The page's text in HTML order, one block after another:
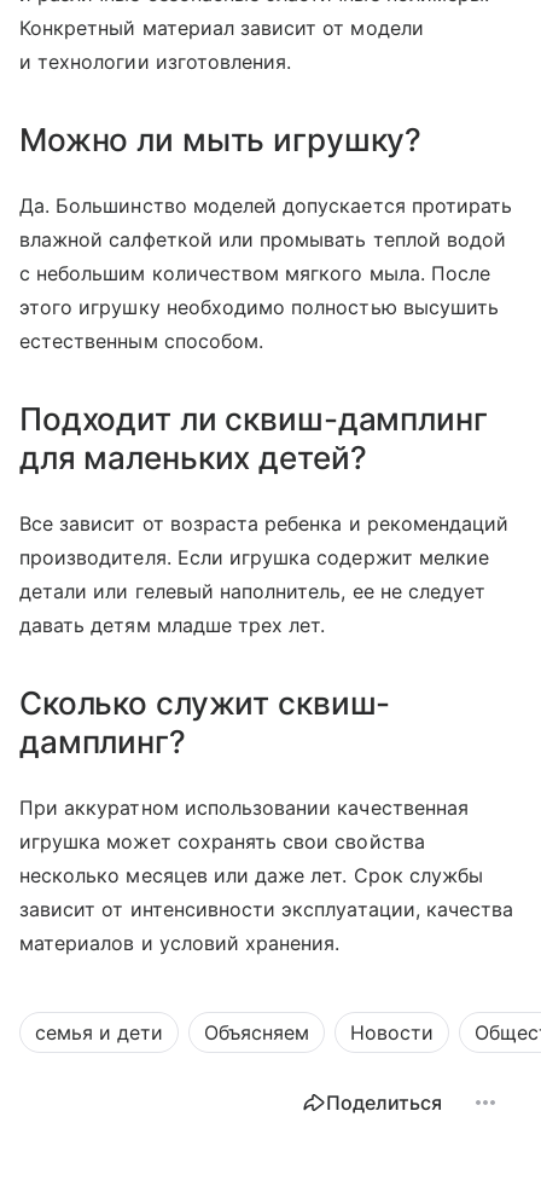
Конкретный материал зависит от модели
и технологии изготовления.
Можно ли мыть игрушку?
Да. Большинство моделей допускается протирать
влажной салфеткой или промывать теплой водой
с небольшим количеством мягкого мыла. После
этого игрушку необходимо полностью высушить
естественным способом.
Подходит ли сквиш-дамплинг
для маленьких детей?
Все зависит от возраста ребенка и рекомендаций
производителя. Если игрушка содержит мелкие
детали или гелевый наполнитель, ее не следует
давать детям младше трех лет.
Сколько служит сквиш-
дамплинг?
При аккуратном использовании качественная
игрушка может сохранять свои свойства
несколько месяцев или даже лет. Срок службы
зависит от интенсивности эксплуатации, качества
материалов и условий хранения.
семья и дети Объясняем Новости
Поделиться